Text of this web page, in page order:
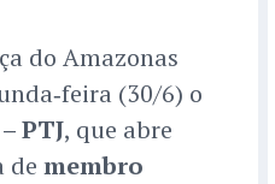
do Amazonas
(30/6) o
PTJ, que abre
de membro